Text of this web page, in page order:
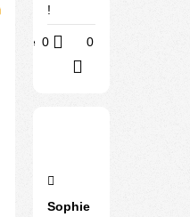
!
Utile 0 0
Sophie